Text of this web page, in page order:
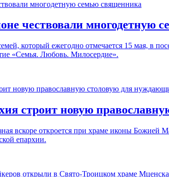
чествовали многодетную
который ежегодно отмечается 15 мая, в
«Семья. Любовь. Милосердие».
строит новую
вскоре откроется при храме иконы
епархии.